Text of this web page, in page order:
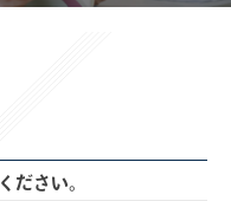
ださい。